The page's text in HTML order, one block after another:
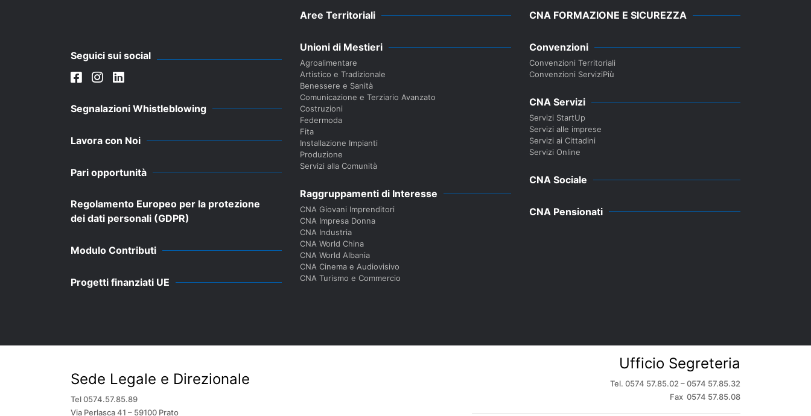
Seguici sui social
Segnalazioni Whistleblowing
Lavora con Noi
Pari opportunità
Regolamento Europeo per la protezione
dei dati personali (GDPR)
Modulo Contributi
Progetti finanziati UE
Aree Territoriali
Unioni di Mestieri
Agroalimentare
Artistico e Tradizionale
Benessere e Sanità
Comunicazione e Terziario Avanzato
Costruzioni
Federmoda
Fita
Installazione Impianti
Produzione
Servizi alla Comunità
Raggruppamenti di Interesse
CNA Giovani Imprenditori
CNA Impresa Donna
CNA Industria
CNA World China
CNA World Albania
CNA Cinema e Audiovisivo
CNA Turismo e Commercio
CNA FORMAZIONE E SICUREZZA
Convenzioni
Convenzioni Territoriali
Convenzioni ServiziPiù
CNA Servizi
Servizi StartUp
Servizi alle imprese
Servizi ai Cittadini
Servizi Online
CNA Sociale
CNA Pensionati
Sede Legale e Direzionale
Tel 0574.57.85.89
Via Perlasca 41 – 59100 Prato
Ufficio Segreteria
Tel. 0574 57.85.02 – 0574 57.85.32
Fax 0574 57.85.08